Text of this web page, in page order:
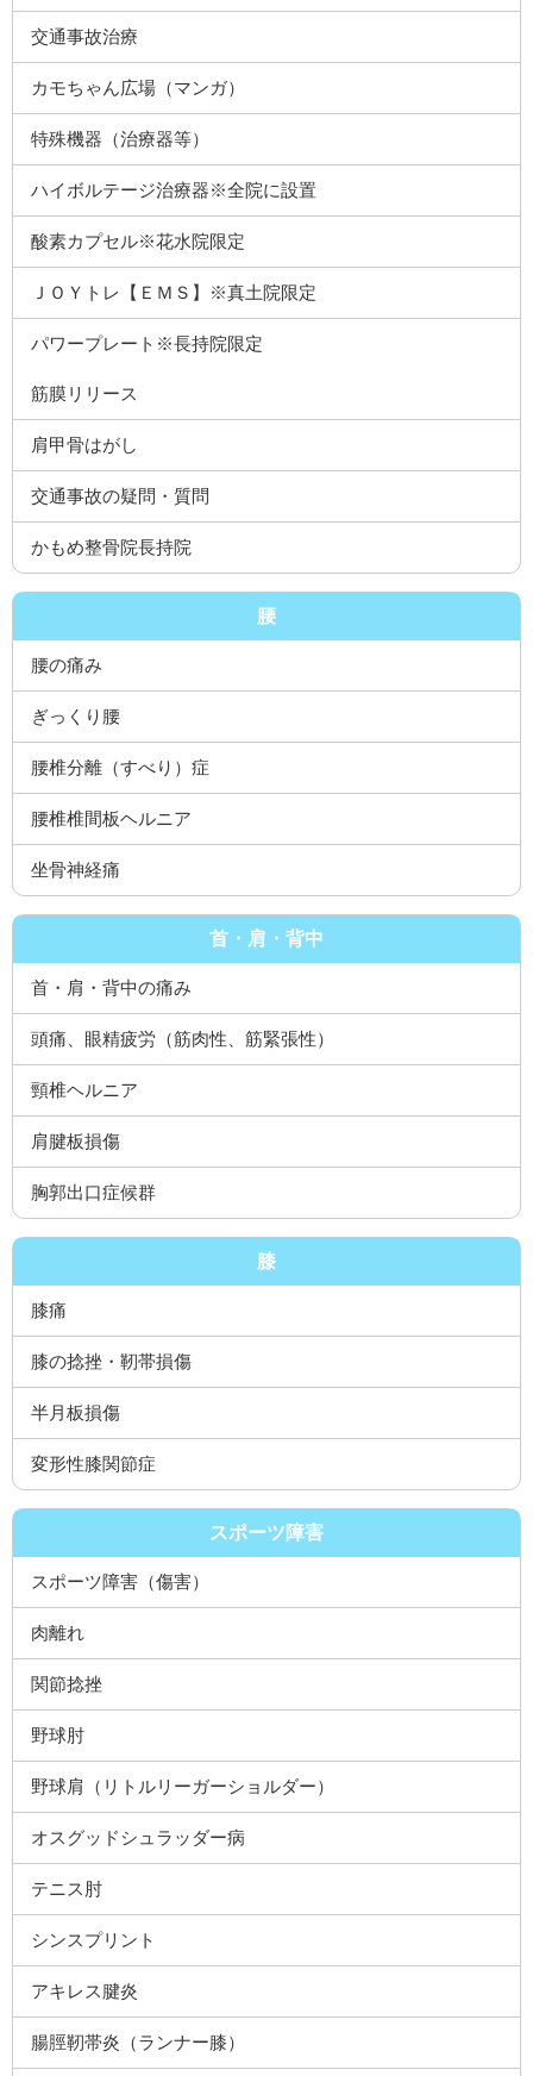
交通事故治療
カモちゃん広場（マンガ）
特殊機器（治療器等）
ハイボルテージ治療器※全院に設置
酸素カプセル※花水院限定
ＪＯＹトレ【ＥＭＳ】※真土院限定
パワープレート※長持院限定
筋膜リリース
肩甲骨はがし
交通事故の疑問・質問
かもめ整骨院長持院
腰
腰の痛み
ぎっくり腰
腰椎分離（すべり）症
腰椎椎間板ヘルニア
坐骨神経痛
首・肩・背中
首・肩・背中の痛み
頭痛、眼精疲労（筋肉性、筋緊張性）
頸椎ヘルニア
肩腱板損傷
胸郭出口症候群
膝
膝痛
膝の捻挫・靭帯損傷
半月板損傷
変形性膝関節症
スポーツ障害
スポーツ障害（傷害）
肉離れ
関節捻挫
野球肘
野球肩（リトルリーガーショルダー）
オスグッドシュラッダー病
テニス肘
シンスプリント
アキレス腱炎
腸脛靭帯炎（ランナー膝）